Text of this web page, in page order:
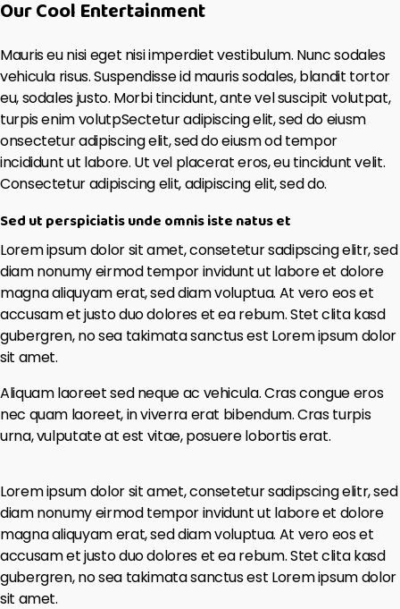
Our Cool Entertainment
Mauris eu nisi eget nisi imperdiet vestibulum. Nunc sodales
vehicula risus. Suspendisse id mauris sodales, blandit tortor
eu, sodales justo. Morbi tincidunt, ante vel suscipit volutpat,
turpis enim volutpSectetur adipiscing elit, sed do eiusm
onsectetur adipiscing elit, sed do eiusm od tempor
incididunt ut labore. Ut vel placerat eros, eu tincidunt velit.
Consectetur adipiscing elit, adipiscing elit, sed do.
Sed ut perspiciatis unde omnis iste natus et
Lorem ipsum dolor sit amet, consetetur sadipscing elitr, sed
diam nonumy eirmod tempor invidunt ut labore et dolore
magna aliquyam erat, sed diam voluptua. At vero eos et
accusam et justo duo dolores et ea rebum. Stet clita kasd
gubergren, no sea takimata sanctus est Lorem ipsum dolor
sit amet.
Aliquam laoreet sed neque ac vehicula. Cras congue eros
nec quam laoreet, in viverra erat bibendum. Cras turpis
urna, vulputate at est vitae, posuere lobortis erat.
Lorem ipsum dolor sit amet, consetetur sadipscing elitr, sed
diam nonumy eirmod tempor invidunt ut labore et dolore
magna aliquyam erat, sed diam voluptua. At vero eos et
accusam et justo duo dolores et ea rebum. Stet clita kasd
gubergren, no sea takimata sanctus est Lorem ipsum dolor
sit amet.